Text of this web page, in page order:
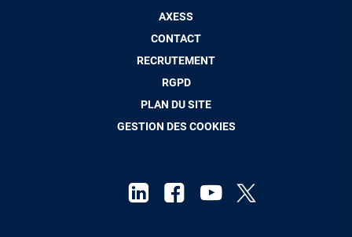
AXESS
CONTACT
RECRUTEMENT
RGPD
PLAN DU SITE
GESTION DES COOKIES